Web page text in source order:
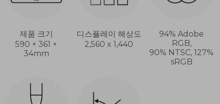
제품 크기
590 × 361 ×
34mm
디스플레이 해상도
2,560 x 1,440
94% Adobe
RGB,
90% NTSC, 127%
sRGB